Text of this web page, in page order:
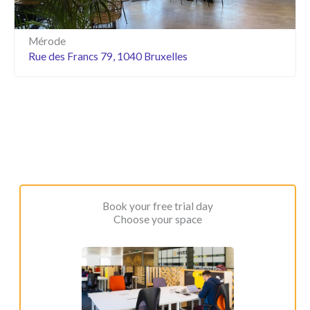
Mérode
Rue des Francs 79, 1040 Bruxelles
Book your free trial day
Choose your space